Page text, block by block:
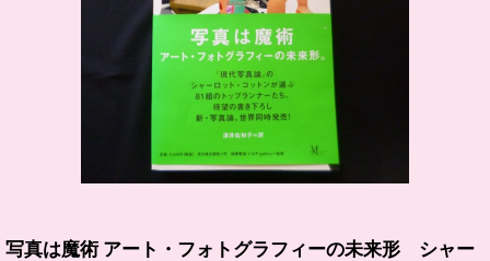
写真は魔術 アート・フォトグラフィーの未来形 シャー